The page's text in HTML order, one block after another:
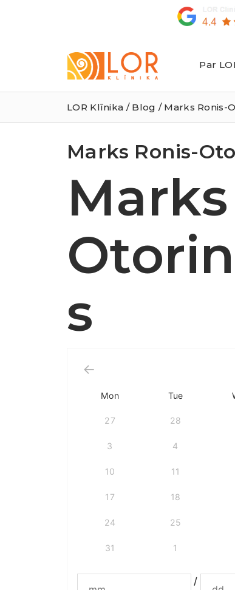
Klīnika
Par
LOR Klīnika / Blog / Marks Ronis-
Marks Ronis-
s
Mon Tue
27 28
3 4
10 11
17 18
24 25
31 1
/